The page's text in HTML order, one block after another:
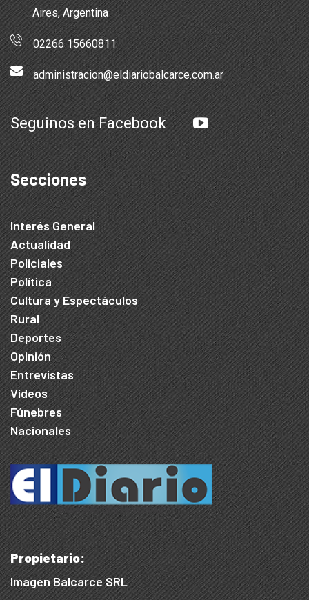
Aires, Argentina
02266 15660811
administracion@eldiariobalcarce.com.ar
Seguinos en Facebook
Secciones
Interés General
Actualidad
Policiales
Política
Cultura y Espectáculos
Rural
Deportes
Opinión
Entrevistas
Videos
Fúnebres
Nacionales
Propietario:
Imagen Balcarce SRL